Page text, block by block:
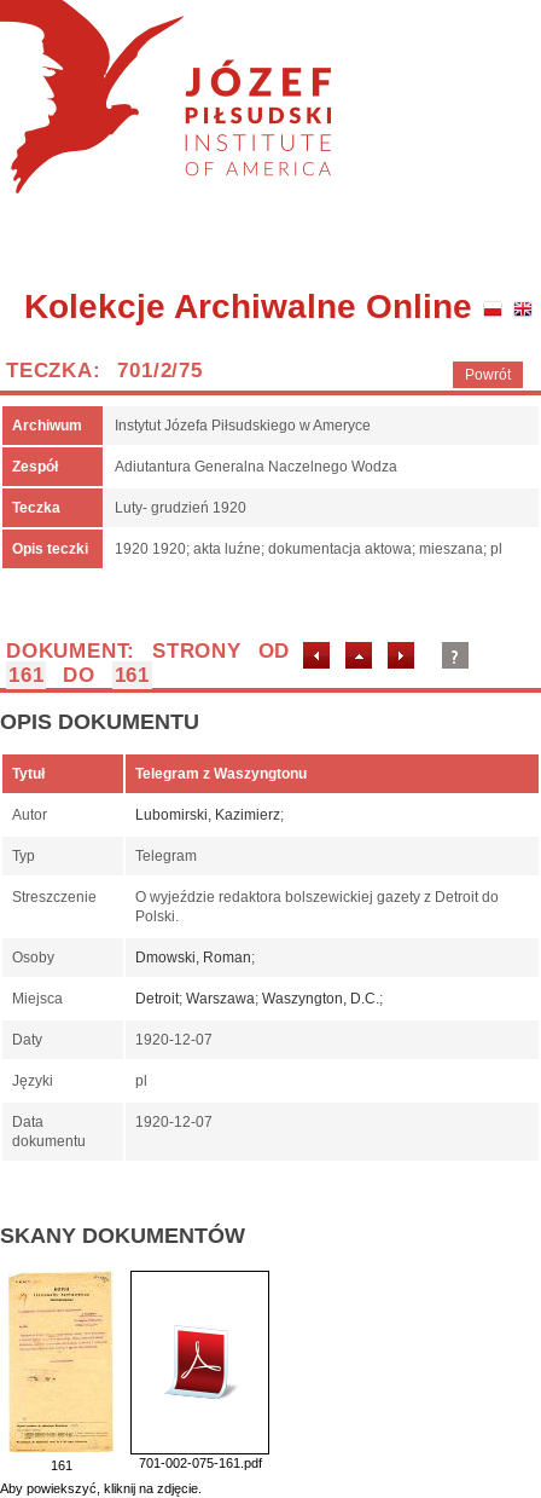
Kolekcje Archiwalne Online
Powrót
TECZKA: 701/2/75
Archiwum Instytut Józefa Piłsudskiego w Ameryce
Zespół Adiutantura Generalna Naczelnego Wodza
Teczka Luty- grudzień 1920
Opis teczki 1920 1920; akta luźne; dokumentacja aktowa; mieszana; pl
DOKUMENT: STRONY OD
161
DO 161
OPIS DOKUMENTU
Tytuł Telegram z Waszyngtonu
Autor Lubomirski, Kazimierz;
Typ Telegram
Streszczenie
O wyjeździe redaktora bolszewickiej gazety z Detroit do
Polski.
Osoby Dmowski, Roman;
Miejsca Detroit; Warszawa; Waszyngton, D.C.;
Daty 1920-12-07
Języki pl
Data
dokumentu
1920-12-07
SKANY DOKUMENTÓW
161
701-002-075-161.pdf
Aby powiekszyć, kliknij na zdjęcie.